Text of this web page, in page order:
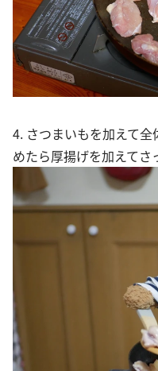
4. さつまいもを加えて
めたら厚揚げを加えてさ